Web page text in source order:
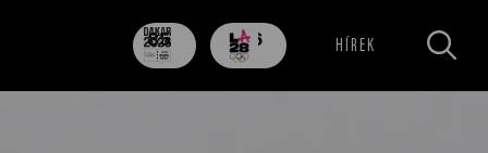
85
nap
706
nap HÍREK